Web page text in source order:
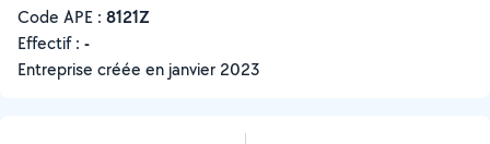
Code APE : 8121Z
Effectif : -
Entreprise créée en janvier 2023